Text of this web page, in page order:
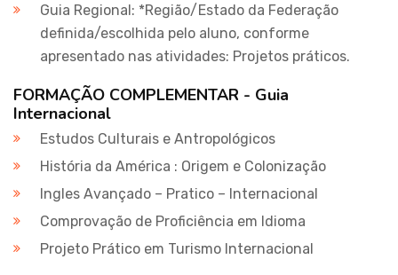
Guia Regional: *Região/Estado da Federação
definida/escolhida pelo aluno, conforme
apresentado nas atividades: Projetos práticos.
FORMAÇÃO COMPLEMENTAR - Guia
Internacional
Estudos Culturais e Antropológicos
História da América : Origem e Colonização
Ingles Avançado – Pratico – Internacional
Comprovação de Proficiência em Idioma
Projeto Prático em Turismo Internacional